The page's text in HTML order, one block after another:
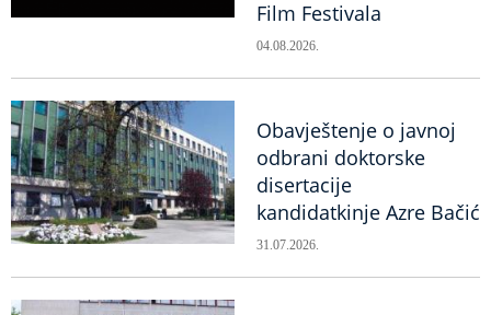
Film Festivala
04.08.2026.
Obavještenje o javnoj
odbrani doktorske
disertacije
kandidatkinje Azre Bačić
31.07.2026.